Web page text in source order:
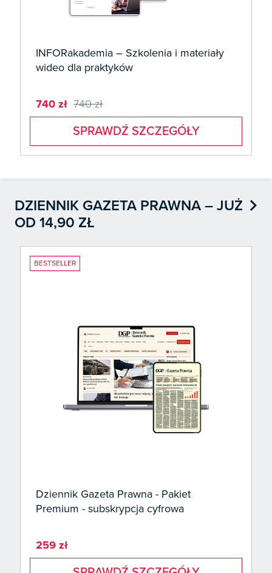
INFORakademia – Szkolenia i materiały
wideo dla praktyków
740 zł 740 zł
SPRAWDŹ SZCZEGÓŁY
DZIENNIK GAZETA PRAWNA – JUŻ
OD 14,90 ZŁ

BESTSELLER
Dziennik Gazeta Prawna - Pakiet
Premium - subskrypcja cyfrowa
259 zł